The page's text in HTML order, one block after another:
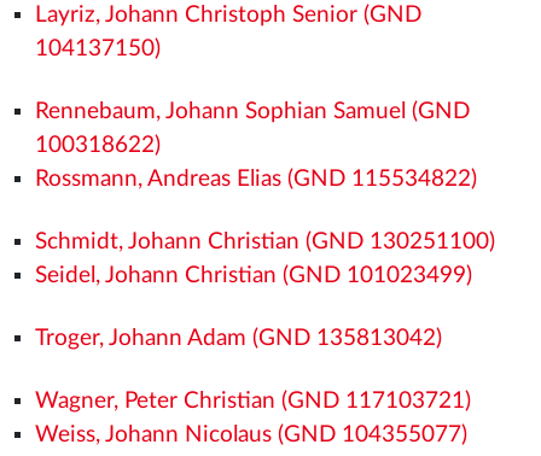
Layriz, Johann Christoph Senior (GND
104137150)
Rennebaum, Johann Sophian Samuel (GND
100318622)
Rossmann, Andreas Elias (GND 115534822)
Schmidt, Johann Christian (GND 130251100)
Seidel, Johann Christian (GND 101023499)
Troger, Johann Adam (GND 135813042)
Wagner, Peter Christian (GND 117103721)
Weiss, Johann Nicolaus (GND 104355077)